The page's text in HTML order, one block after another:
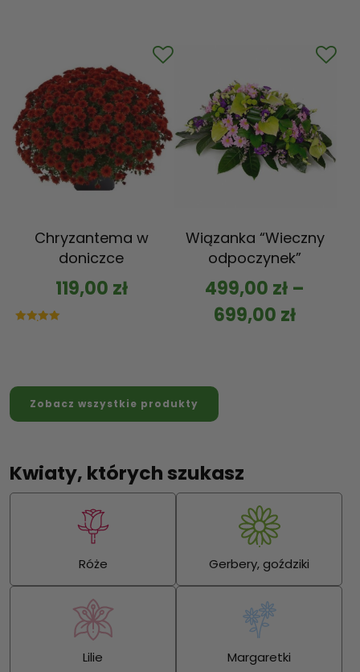
Chryzantema w
doniczce
119,00 zł
Wiązanka “Wieczny
odpoczynek”
499,00 zł –
699,00 zł
Zobacz wszystkie produkty
Kwiaty, których szukasz
Róże Gerbery, goździki
Lilie Margaretki